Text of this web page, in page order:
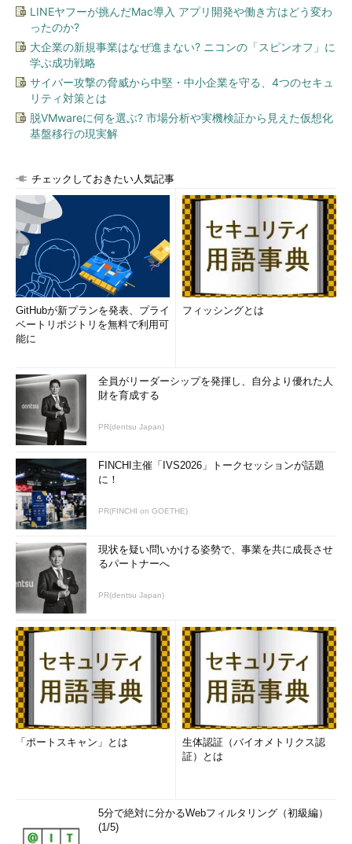
LINEヤフーが挑んだMac導入 アプリ開発や働き方はどう変わ
ったのか?
大企業の新規事業はなぜ進まない? ニコンの「スピンオフ」に
学ぶ成功戦略
サイバー攻撃の脅威から中堅・中小企業を守る、4つのセキュ
リティ対策とは
脱VMwareに何を選ぶ? 市場分析や実機検証から見えた仮想化
基盤移行の現実解
チェックしておきたい人気記事
GitHubが新プランを発表、プライ
ベートリポジトリを無料で利用可
能に
フィッシングとは
全員がリーダーシップを発揮し、自分より優れた人
財を育成する
PR(dentsu Japan)
FINCHI主催「IVS2026」トークセッションが話題
に！
PR(FINCHI on GOETHE)
現状を疑い問いかける姿勢で、事業を共に成長させ
るパートナーへ
PR(dentsu Japan)
「ポートスキャン」とは
生体認証（バイオメトリクス認
証）とは
5分で絶対に分かるWebフィルタリング（初級編）
(1/5)